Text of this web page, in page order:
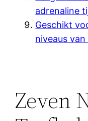
adrenaline
Geschikt
niveaus
Zeven